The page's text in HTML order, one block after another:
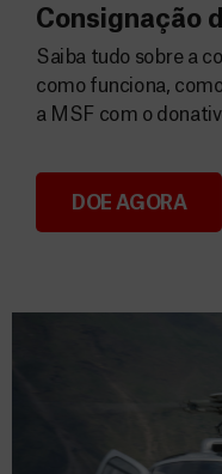
Consignação
Saiba tudo sobre a
como funciona,
a MSF com o
DOE AGORA